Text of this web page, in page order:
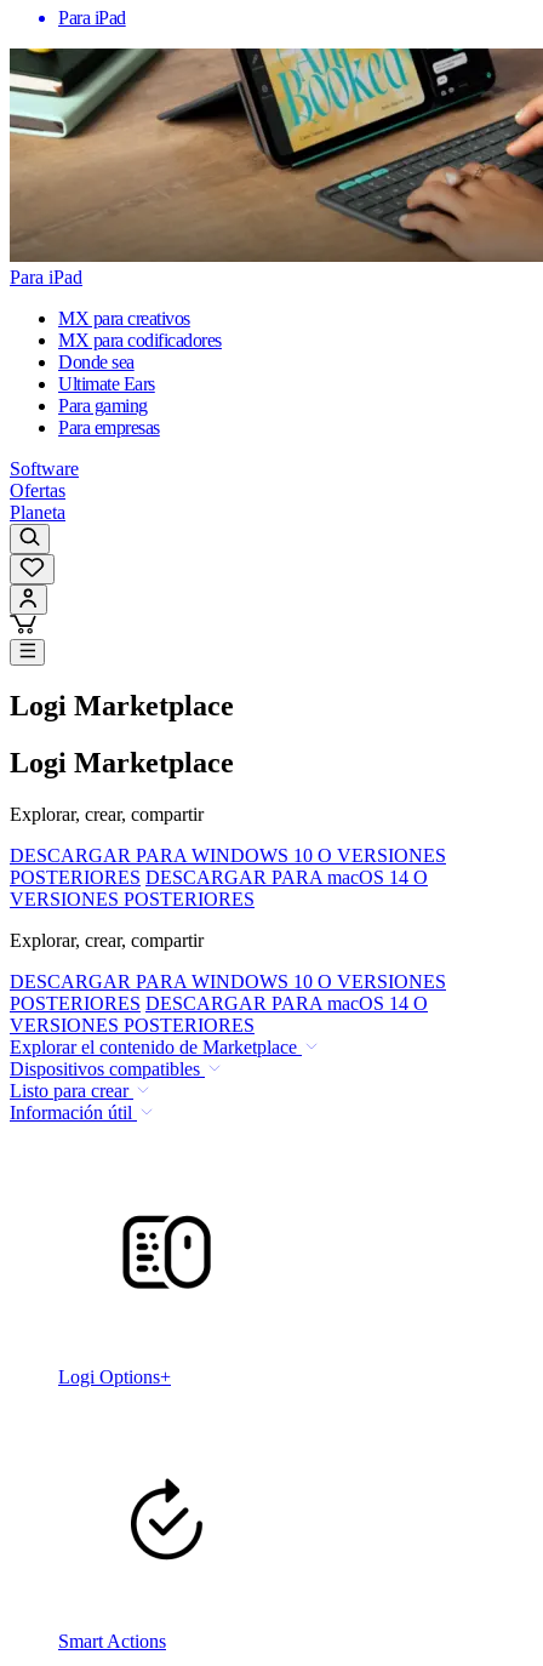
Para iPad
Para iPad
MX para creativos
MX para codificadores
Donde sea
Ultimate Ears
Para gaming
Para empresas
Software
Ofertas
Planeta
Logi Marketplace
Logi Marketplace
Explorar, crear, compartir
DESCARGAR PARA WINDOWS 10 O VERSIONES
POSTERIORES DESCARGAR PARA macOS 14 O
VERSIONES POSTERIORES
Explorar, crear, compartir
DESCARGAR PARA WINDOWS 10 O VERSIONES
POSTERIORES DESCARGAR PARA macOS 14 O
VERSIONES POSTERIORES
Explorar el contenido de Marketplace
Dispositivos compatibles
Listo para crear
Información útil
Logi Options+
Smart Actions